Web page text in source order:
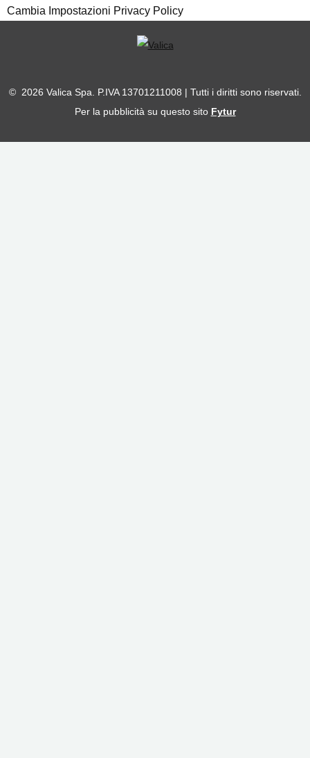
Cambia Impostazioni Privacy Policy
© 2026 Valica Spa. P.IVA 13701211008 | Tutti i diritti sono riservati.
Per la pubblicità su questo sito Fytur